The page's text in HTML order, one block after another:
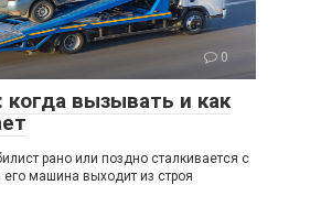
0
когда вызывать и как
рано или поздно сталкивается с
его машина выходит из строя